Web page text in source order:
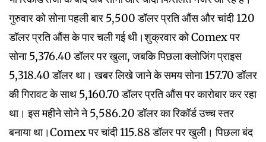
गुरुवार को सोना पहली बार 5,500 डॉलर प्रति औंस और चांदी 120
डॉलर प्रति औंस के पार चली गई थी।शुक्रवार को Comex पर
सोना 5,376.40 डॉलर पर खुला, जबकि पिछला क्लोजिंग प्राइस
5,318.40 डॉलर था। खबर लिखे जाने के समय सोना 157.70 डॉलर
की गिरावट के साथ 5,160.70 डॉलर प्रति औंस पर कारोबार कर रहा
था। इस महीने सोने ने 5,586.20 डॉलर का रिकॉर्ड उच्च स्तर
बनाया था।Comex पर चांदी 115.88 डॉलर पर खुली। पिछला बंद